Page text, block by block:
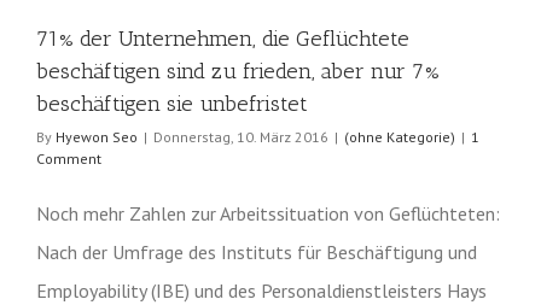
71% der Unternehmen, die Geflüchtete
beschäftigen sind zu frieden, aber nur 7%
beschäftigen sie unbefristet
By Hyewon Seo | Donnerstag, 10. März 2016 | (ohne Kategorie) | 1
Comment
Noch mehr Zahlen zur Arbeitssituation von Geflüchteten:
Nach der Umfrage des Instituts für Beschäftigung und
Employability (IBE) und des Personaldienstleisters Hays